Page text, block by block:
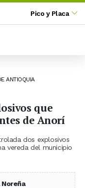
Pico y Placa
ANTIOQUIA
que
de Anorí
dos explosivos
vereda del municipio